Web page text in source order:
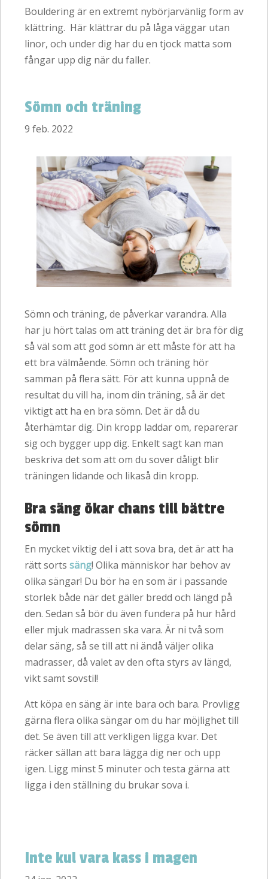
Bouldering är en extremt nybörjarvänlig form av
klättring. Här klättrar du på låga väggar utan
linor, och under dig har du en tjock matta som
fångar upp dig när du faller.
Sömn och träning
9 feb. 2022
Sömn och träning, de påverkar varandra. Alla
har ju hört talas om att träning det är bra för dig
så väl som att god sömn är ett måste för att ha
ett bra välmående. Sömn och träning hör
samman på flera sätt. För att kunna uppnå de
resultat du vill ha, inom din träning, så är det
viktigt att ha en bra sömn. Det är då du
återhämtar dig. Din kropp laddar om, reparerar
sig och bygger upp dig. Enkelt sagt kan man
beskriva det som att om du sover dåligt blir
träningen lidande och likaså din kropp.
Bra säng ökar chans till bättre
sömn
En mycket viktig del i att sova bra, det är att ha
rätt sorts säng! Olika människor har behov av
olika sängar! Du bör ha en som är i passande
storlek både när det gäller bredd och längd på
den. Sedan så bör du även fundera på hur hård
eller mjuk madrassen ska vara. Är ni två som
delar säng, så se till att ni ändå väljer olika
madrasser, då valet av den ofta styrs av längd,
vikt samt sovstil!
Att köpa en säng är inte bara och bara. Provligg
gärna flera olika sängar om du har möjlighet till
det. Se även till att verkligen ligga kvar. Det
räcker sällan att bara lägga dig ner och upp
igen. Ligg minst 5 minuter och testa gärna att
ligga i den ställning du brukar sova i.
Inte kul vara kass i magen